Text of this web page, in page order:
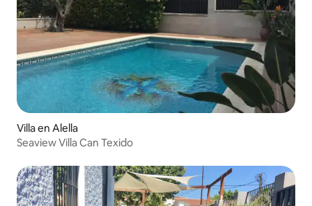
Villa en Alella
Seaview Villa Can Texido